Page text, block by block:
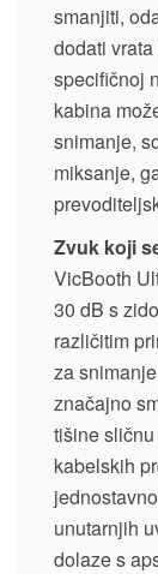
smanjiti,
dodati
specifičnoj
kabina
snimanje,
miksanje,
Zvuk koji
VicBooth
30 dB s
različitim
za
značajno
tišine
kabelskih
unutarnjih
dolaze s